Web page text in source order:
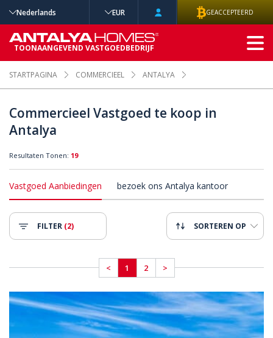
STARTPAGINA COMMERCIEEL ANTALYA
Commercieel Vastgoed te koop in
Antalya
Resultaten Tonen: 19
Vastgoed Aanbiedingen bezoek ons Antalya ​​kantoor
FILTER (2) SORTEREN OP
< 1 2 >
In Viva Defne Project In Antalya 2 Winkel Met
Nederlands EUR GEACCEPTEERD
TOONAANGEVEND VASTGOEDBEDRIJF
GEAVANCEERD
ZOEKEN